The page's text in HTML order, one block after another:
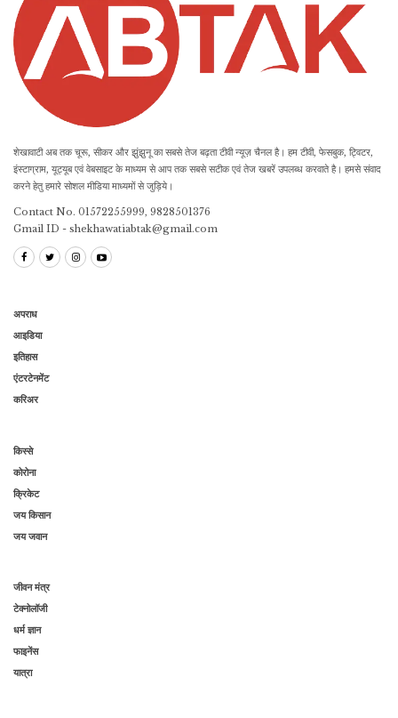
शेखावाटी अब तक चूरू, सीकर और झुंझुनू का सबसे तेज बढ़ता टीवी न्यूज़ चैनल है। हम टीवी, फेसबुक, ट्विटर,
इंस्टाग्राम, यूट्यूब एवं वेबसाइट के माध्यम से आप तक सबसे सटीक एवं तेज खबरें उपलब्ध करवाते है। हमसे संवाद
करने हेतु हमारे सोशल मीडिया माध्यमों से जुड़िये।
Contact No. 01572255999, 9828501376
Gmail ID - shekhawatiabtak@gmail.com
अपराध
आइडिया
इतिहास
एंटरटेनमेंट
करिअर
किस्से
कोरोना
क्रिकेट
जय किसान
जय जवान
जीवन मंत्र
टेक्नोलॉजी
धर्म ज्ञान
फाइनेंस
यात्रा